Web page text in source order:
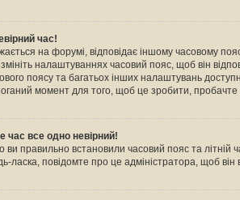
час!
на форумі, відповідає іншому часовому
налаштуваннях часовий пояс, щоб він
поясу та багатьох інших налаштувань
момент для того, щоб це зробити,
час все одно невірний!
правильно встановили часовий пояс та літній
ласка, повідомте про це адміністратора, щоб